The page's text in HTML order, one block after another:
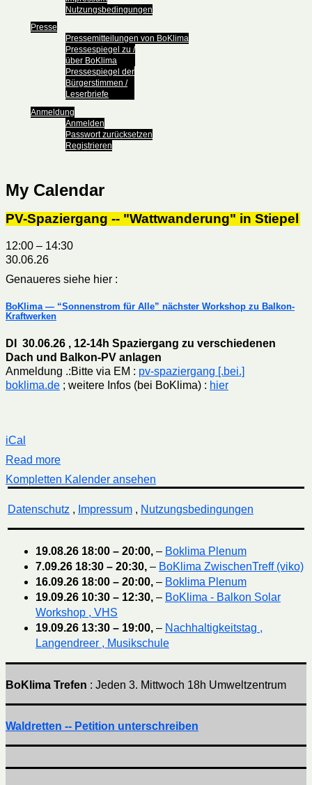
Nutzungsbedingungen
Presse
Pressemitteilungen von BoKlima
Pressespiegel zu /
über BoKlima
Pressespiegel der
Bürgerstimmen /
Leserbriefe
Anmeldung
Anmelden
Passwort zurücksetzen
Registrieren
My Calendar
PV-Spaziergang -- "Wattwanderung" in Stiepel
12:00 – 14:30
30.06.26
Genaueres siehe hier :
BoKlima — “Sonnenstrom für Alle” nächster Workshop zu Balkon-
Kraftwerken
DI 30.06.26 , 12-14h Spaziergang zu verschiedenen
Dach und Balkon-PV anlagen
Anmeldung .:Bitte via EM : pv-spaziergang [.bei.]
boklima.de ; weitere Infos (bei BoKlima) : hier
iCal
Read more
Kompletten Kalender ansehen
Datenschutz , Impressum, Nutzungsbedingungen
19.08.26 18:00 – 20:00, – Boklima Plenum
7.09.26 18:30 – 20:30, – BoKlima ZwischenTreff (viko)
16.09.26 18:00 – 20:00, – Boklima Plenum
19.09.26 10:30 – 12:30, – BoKlima - Balkon Solar
Workshop , VHS
19.09.26 13:30 – 19:00, – Nachhaltigkeitstag ,
Langendreer , Musikschule
BoKlima Trefen : Jeden 3. Mittwoch 18h Umweltzentrum
Waldretten -- Petition unterschreiben